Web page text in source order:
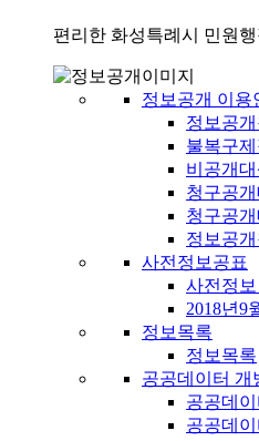
편리한 화성특례시 민원
정보공개 이용
정보공
불복구
비공개
청구공
청구공
정보공
사전정보공표
사전정
2018년9
정보목록
정보목록
공공데이터 개
공공데
공공데